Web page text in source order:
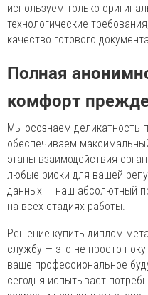
используем только
технологические
качество готового документа.
Полная
комфорт
Мы осознаем деликатность
обеспечиваем
этапы взаимодействия
любые риски для вашей
данных — наш абсолютный
на всех стадиях работы.
Решение купить диплом
службу — это не просто
ваше профессиональное
сегодня испытывает